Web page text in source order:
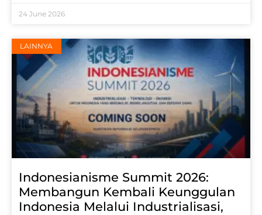
24 June 2026
LAINNYA
Indonesianisme Summit 2026:
Membangun Kembali Keunggulan
Indonesia Melalui Industrialisasi,